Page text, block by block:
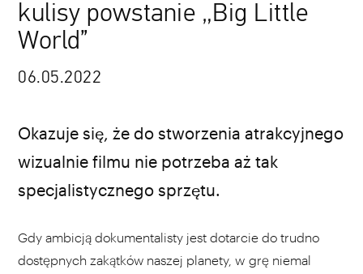
kulisy powstanie „Big Little
World”
06.05.2022 www.youtube.com / Discovery+
Okazuje się, że do stworzenia atrakcyjnego
wizualnie filmu nie potrzeba aż tak
specjalistycznego sprzętu.
Gdy ambicją dokumentalisty jest dotarcie do trudno
dostępnych zakątków naszej planety, w grę niemal